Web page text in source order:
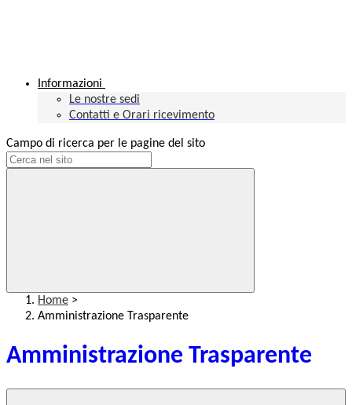
Informazioni
Le nostre sedi
Contatti e Orari ricevimento
Campo di ricerca per le pagine del sito
Home >
Amministrazione Trasparente
Amministrazione Trasparente